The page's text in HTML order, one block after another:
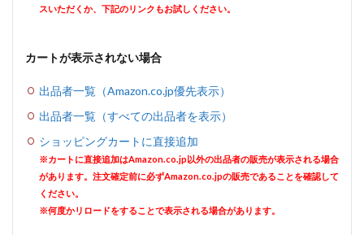
スいただくか、下記のリンクもお試しください。
カートが表示されない場合
出品者一覧（Amazon.co.jp優先表示）
出品者一覧（すべての出品者を表示）
ショッピングカートに直接追加
※カートに直接追加はAmazon.co.jp以外の出品者の販売が表示される場合
があります。注文確定前に必ずAmazon.co.jpの販売であることを確認して
ください。
※何度かリロードをすることで表示される場合があります。